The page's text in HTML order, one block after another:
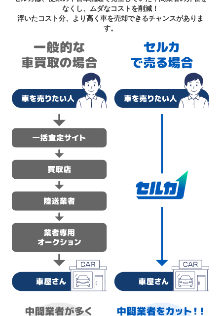
なくし、ムダなコストを削減！
浮いたコスト分、より高く車を売却できるチャンスがありま
す。